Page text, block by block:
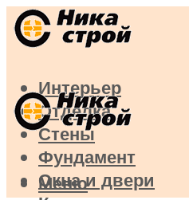
Интерьер
Отделка
Стены
Фундамент
Окна и двери
Меню